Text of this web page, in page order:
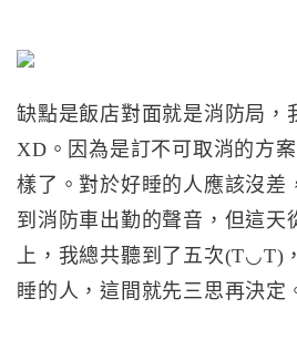
缺點是飯店對面就是消防局，
XD。因為是訂不可取消的方
樣了。對於好睡的人應該沒差
到消防車出勤的聲音，但這天
上，我總共聽到了五次(T◡T)
睡的人，這間就先三思再決